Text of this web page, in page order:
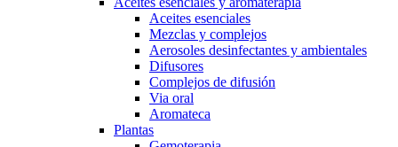
Aceites esenciales
Mezclas y complejos
Aerosoles desinfectantes y ambientales
Difusores
Complejos de difusión
Via oral
Aromateca
Plantas